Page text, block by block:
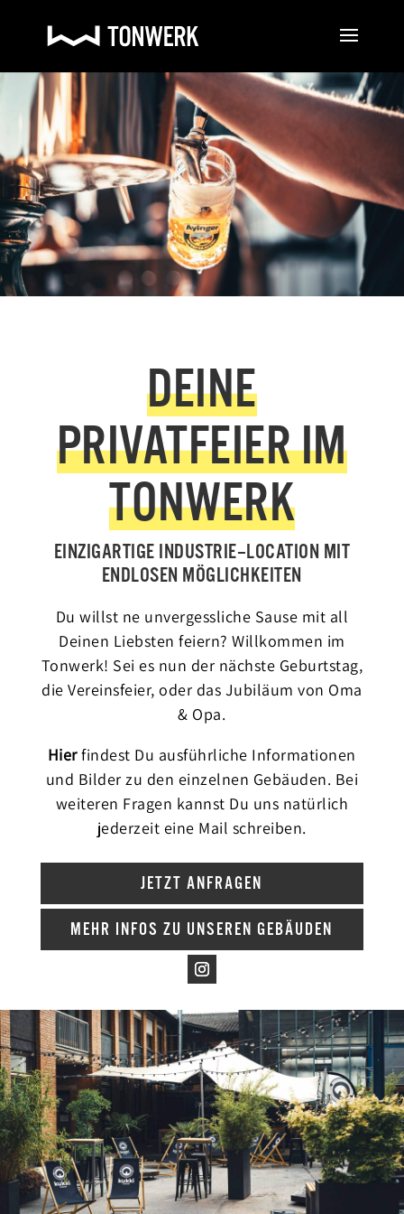
DEINE
PRIVATFEIER IM
TONWERK
EINZIGARTIGE INDUSTRIE–LOCATION MIT
ENDLOSEN MÖGLICHKEITEN
Du willst ne unvergessliche Sause mit all
Deinen Liebsten feiern? Willkommen im
Tonwerk! Sei es nun der nächste Geburtstag,
die Vereinsfeier, oder das Jubiläum von Oma
& Opa.
Hierfindest Du ausführliche Informationen
und Bilder zu den einzelnen Gebäuden. Bei
weiteren Fragen kannst Du uns natürlich
jederzeit eine Mail schreiben.
JETZT ANFRAGEN
MEHR INFOS ZU UNSEREN GEBÄUDEN
L